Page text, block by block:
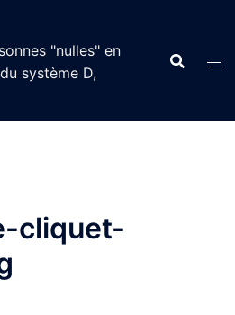
"nulles" en
système D,
cliquet-